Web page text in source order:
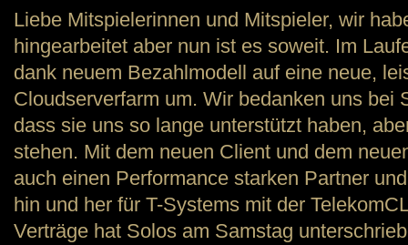
Liebe Mitspielerinnen und Mitspieler, wir
hingearbeitet aber nun ist es soweit. Im
dank neuem Bezahlmodell auf eine neue,
Cloudserverfarm um. Wir bedanken uns bei
dass sie uns so lange unterstützt haben,
stehen. Mit dem neuen Client und dem
auch einen Performance starken Partner
hin und her für T-Systems mit der
Verträge hat Solos am Samstag